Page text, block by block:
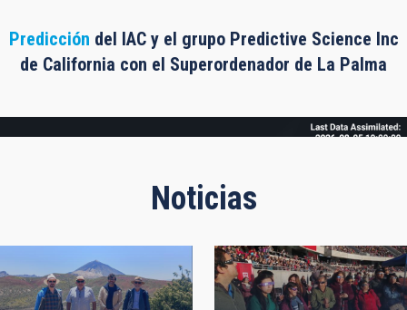
Predicción del IAC y el grupo Predictive Science Inc
de California con el Superordenador de La Palma
Noticias